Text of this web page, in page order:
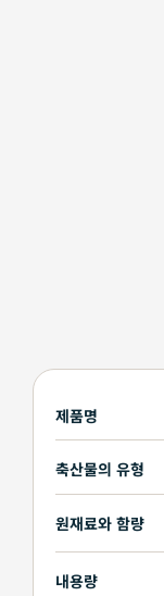
제품명
축산물의 유형
원재료와 함량
내용량